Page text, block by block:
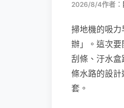
2026/8/4作者：
掃地機的吸
辦」。這次
刮條、汙水
條水路的設
套。